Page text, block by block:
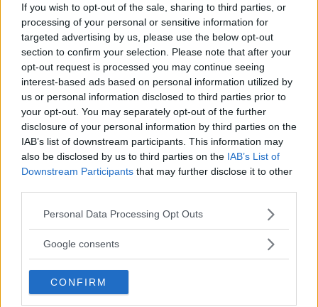
If you wish to opt-out of the sale, sharing to third parties, or
processing of your personal or sensitive information for
targeted advertising by us, please use the below opt-out
section to confirm your selection. Please note that after your
opt-out request is processed you may continue seeing
interest-based ads based on personal information utilized by
us or personal information disclosed to third parties prior to
your opt-out. You may separately opt-out of the further
disclosure of your personal information by third parties on the
IAB’s list of downstream participants. This information may
also be disclosed by us to third parties on the IAB’s List of
Downstream Participants that may further disclose it to other
Please note that this website/app uses one or more Google
not limited to your visit or usage behaviour. You may click to
use your data for below specified purposes in below Google
consent section.
Personal Data Processing Opt Outs
Google consents
CONFIRM
information till motorstyrningen. Om hallgivaren slutar
fungera, till exempel genom att smuts lägger sig i den, får
inte motorstyrningen de data den behöver för en optimal
funktion hos motorn.
Motorn fortsätter att fungera men tändningen ställs i ett
fast läge och motorn kommer att gå dåligt, särskilt vid hög
belastning. En verkstad bör klara att åtgärda detta.
Bengt Dieden, Vi Bilägare
Hur skulle du svara på frågan?
MISSA INTE KOMMANDE ARTIKLAR OM
VOLKSWAGEN GOLF